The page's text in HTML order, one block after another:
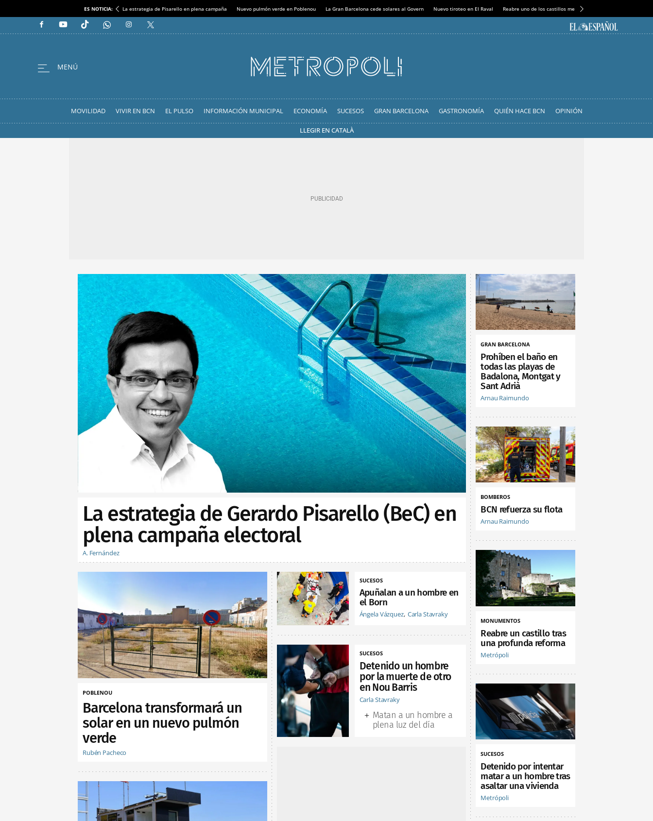
ES NOTICIA: La estrategia de Pisarello en plena campaña Nuevo pulmón verde en Poblenou La Gran Barcelona cede solares al Govern Nuevo tiroteo en El Raval Reabre uno de los castillos medievales más espectaculares
MOVILIDAD VIVIR EN BCN EL PULSO INFORMACIÓN MUNICIPAL ECONOMÍA SUCESOS GRAN BARCELONA GASTRONOMÍA QUIÉN HACE BCN OPINIÓN
LLEGIR EN CATALÀ
La estrategia de Gerardo Pisarello (BeC) en
plena campaña electoral
A. Fernández
POBLENOU
Barcelona transformará un
solar en un nuevo pulmón
verde
Rubén Pacheco
SUCESOS
Apuñalan a un hombre en
el Born
Ángela Vázquez Carla Stavraky
SUCESOS
Detenido un hombre
por la muerte de otro
en Nou Barris
Carla Stavraky
Matan a un hombre a
plena luz del día
GRAN BARCELONA
Prohíben el baño en
todas las playas de
Badalona, Montgat y
Sant Adrià
Arnau Raimundo
BOMBEROS
BCN refuerza su flota
Arnau Raimundo
MONUMENTOS
Reabre un castillo tras
una profunda reforma
Metrópoli
SUCESOS
Detenido por intentar
matar a un hombre tras
asaltar una vivienda
Metrópoli